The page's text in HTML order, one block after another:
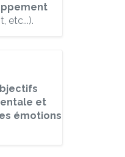
etc...).
et
émotions